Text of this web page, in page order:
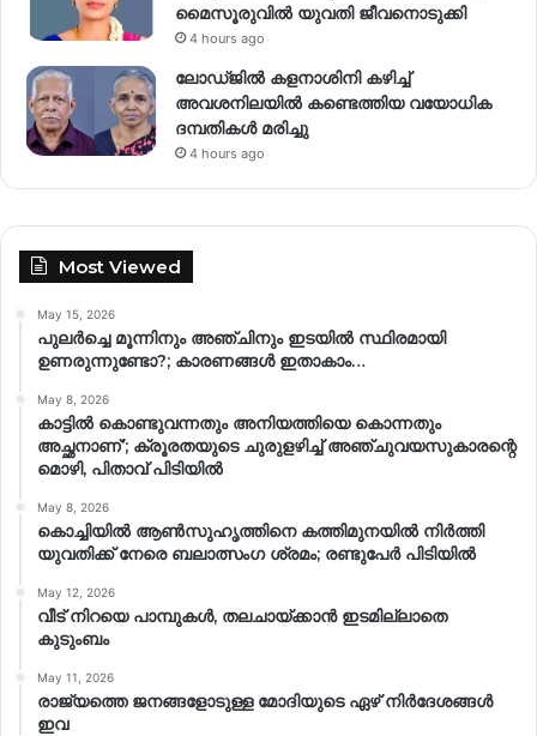
മൈസൂരുവിൽ യുവതി ജീവനൊടുക്കി
4 hours ago
ലോഡ്ജിൽ കളനാശിനി കഴിച്ച്
അവശനിലയിൽ കണ്ടെത്തിയ വയോധിക
ദമ്പതികൾ മരിച്ചു
4 hours ago
Most Viewed
May 15, 2026
പുലർച്ചെ മൂന്നിനും അഞ്ചിനും ഇടയിൽ സ്ഥിരമായി
ഉണരുന്നുണ്ടോ?; കാരണങ്ങള്‍ ഇതാകാം…
May 8, 2026
കാട്ടിൽ കൊണ്ടുവന്നതും അനിയത്തിയെ കൊന്നതും
അച്ഛനാണ്’; ക്രൂരതയുടെ ചുരുളഴിച്ച് അഞ്ചുവയസുകാരന്റെ
മൊഴി, പിതാവ് പിടിയിൽ
May 8, 2026
കൊച്ചിയിൽ ആൺസുഹൃത്തിനെ കത്തിമുനയിൽ നിർത്തി
യുവതിക്ക് നേരെ ബലാത്സംഗ​ ശ്രമം; രണ്ടുപേർ പിടിയിൽ
May 12, 2026
വീട് നിറയെ പാമ്പുകൾ, തലചായ്ക്കാൻ ഇടമില്ലാതെ
കുടുംബം
May 11, 2026
രാജ്യത്തെ ജനങ്ങളോടുള്ള മോദിയുടെ ഏഴ് നിര്‍ദേശങ്ങള്‍
ഇവ